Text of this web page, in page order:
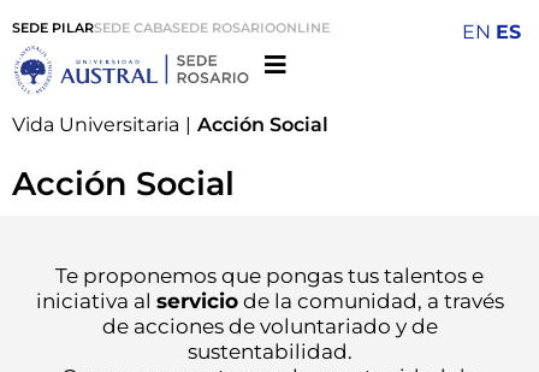
SEDE PILARSEDE CABASEDE ROSARIOONLINE
Vida Universitaria | Acción Social
Acción Social
Te proponemos que pongas tus talentos e
iniciativa al serviciode la comunidad, a través
de acciones de voluntariado y de
sustentabilidad.
EN ES